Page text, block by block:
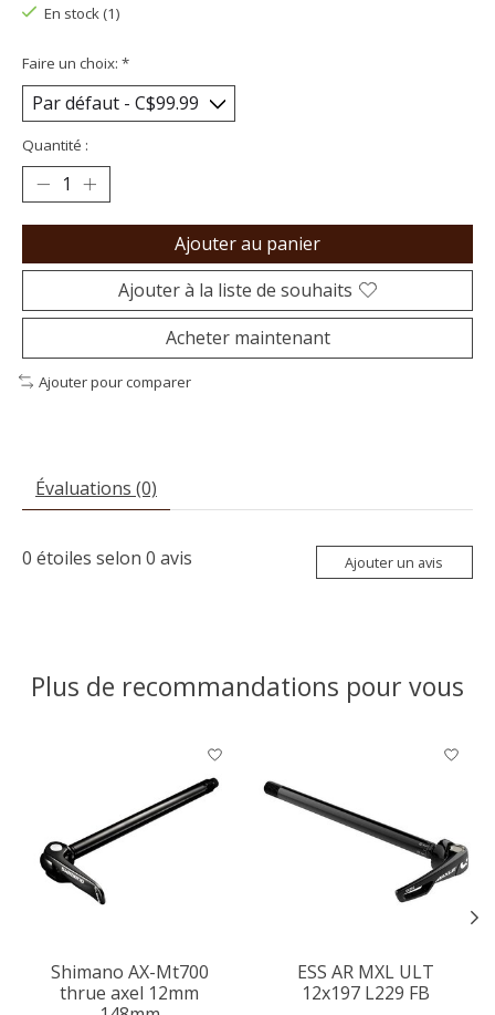
En stock (1)
Faire un choix: *
Quantité :
Ajouter au panier
Ajouter à la liste de souhaits
Acheter maintenant
Ajouter pour comparer
Évaluations (0)
0 étoiles selon 0 avis Ajouter un avis
Plus de recommandations pour vous
Articles du carrousel de produits
Shimano AX-Mt700
thrue axel 12mm
ESS AR MXL ULT
12x197 L229 FB